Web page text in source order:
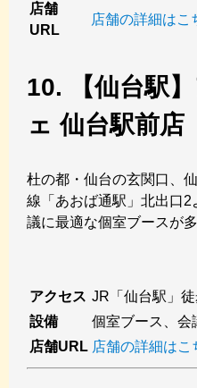
店舗
URL
店舗の詳細はこ
10. 【仙台駅
ェ 仙台駅前店
杜の都・仙台の玄関口、
線「あおば通駅」北出口
議に最適な個室ブースが
アクセス JR「仙台駅」
設備
個室ブース、会
店舗URL 店舗の詳細はこ